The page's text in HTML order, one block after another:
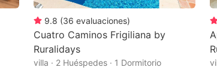
9.8 (36 evaluaciones)
Cuatro Caminos Frigiliana by
Ruralidays
villa · 2 Huéspedes · 1 Dormitorio